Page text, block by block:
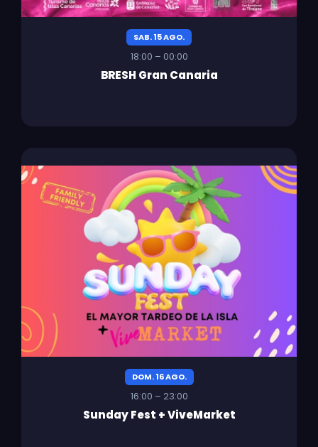
SAB. 15 AGO.
18:00 – 00:00
BRESH Gran Canaria
DOM. 16 AGO.
16:00 – 23:00
Sunday Fest + ViveMarket